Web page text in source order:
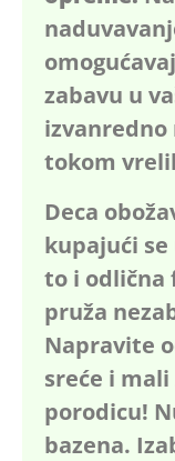
zabavu u
izvanredno
tokom
Deca
kupajući
to i odlična
pruža
Napravite
sreće i
porodicu!
bazena.